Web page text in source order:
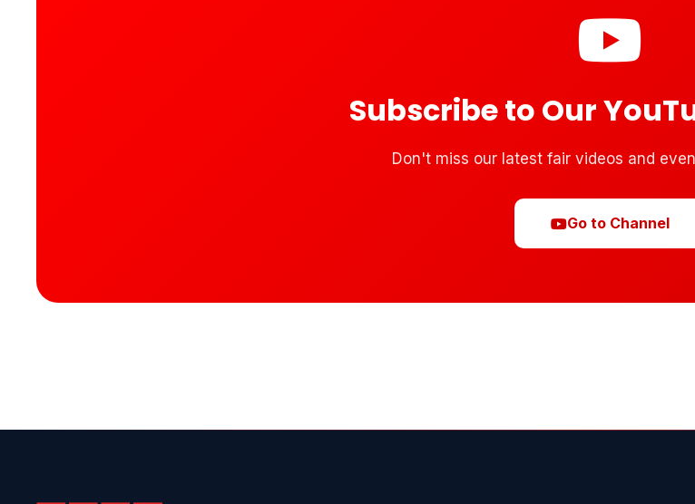
Subscribe to Our
Don't miss our latest fair videos and
Go to Channel